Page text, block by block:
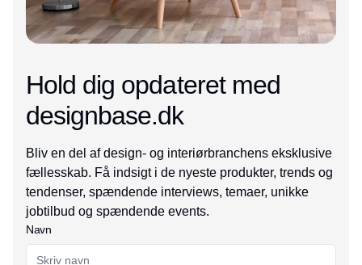
Hold dig opdateret med
designbase.dk
Bliv en del af design- og interiørbranchens eksklusive
fællesskab. Få indsigt i de nyeste produkter, trends og
tendenser, spændende interviews, temaer, unikke
jobtilbud og spændende events.
Navn